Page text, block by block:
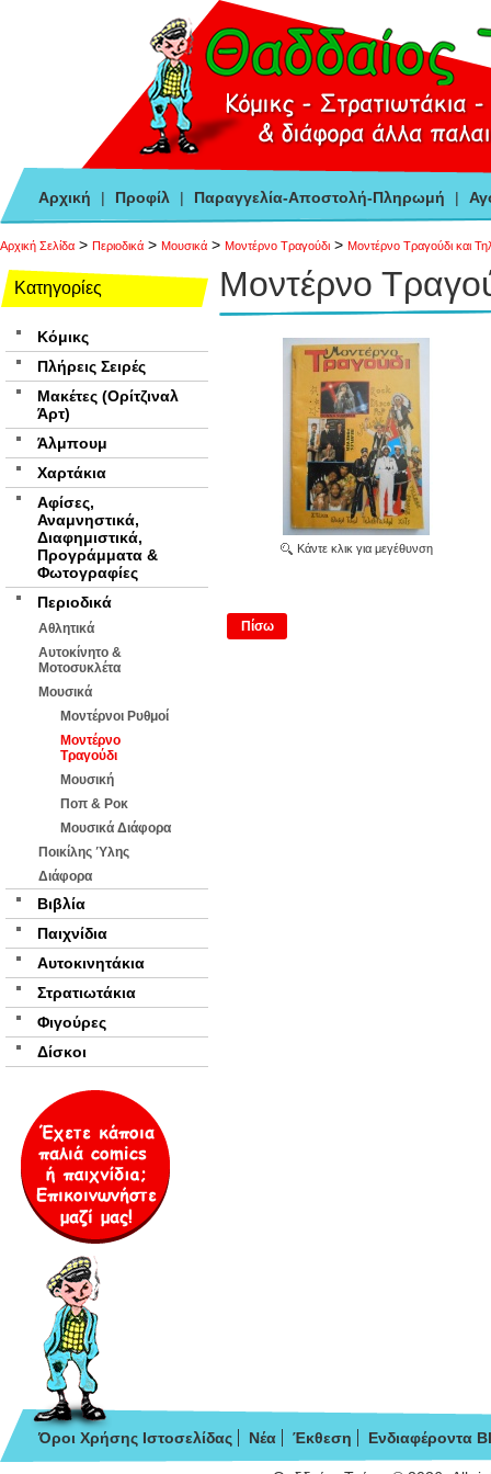
Αρχική | Προφίλ | Παραγγελία-Αποστολή-Πληρωμή |
Αρχική Σελίδα > Περιοδικά > Μουσικά > Μοντέρνο Τραγούδι > Μοντέρνο Τραγούδι και
Μοντέρνο
Κάντε κλικ για μεγέθυνση
Πίσω
Κατηγορίες
Κόμικς
Πλήρεις Σειρές
Μακέτες (Ορίτζιναλ
Άρτ)
Άλμπουμ
Χαρτάκια
Αφίσες,
Αναμνηστικά,
Διαφημιστικά,
Προγράμματα &
Φωτογραφίες
Περιοδικά
Αθλητικά
Αυτοκίνητο &
Μοτοσυκλέτα
Μουσικά
Μοντέρνοι Ρυθμοί
Μοντέρνο
Τραγούδι
Μουσική
Ποπ & Ροκ
Μουσικά Διάφορα
Ποικίλης Ύλης
Διάφορα
Βιβλία
Παιχνίδια
Αυτοκινητάκια
Στρατιωτάκια
Φιγούρες
Δίσκοι
Όροι Χρήσης Ιστοσελίδας Νέα Έκθεση Ενδιαφέροντα